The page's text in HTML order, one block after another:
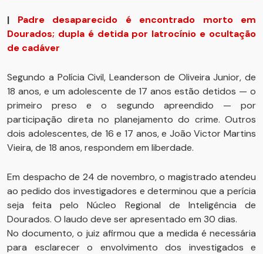
| Padre desaparecido é encontrado morto em
Dourados; dupla é detida por latrocínio e ocultação
de cadáver
Segundo a Polícia Civil, Leanderson de Oliveira Junior, de
18 anos, e um adolescente de 17 anos estão detidos — o
primeiro preso e o segundo apreendido — por
participação direta no planejamento do crime. Outros
dois adolescentes, de 16 e 17 anos, e João Victor Martins
Vieira, de 18 anos, respondem em liberdade.
Em despacho de 24 de novembro, o magistrado atendeu
ao pedido dos investigadores e determinou que a perícia
seja feita pelo Núcleo Regional de Inteligência de
Dourados. O laudo deve ser apresentado em 30 dias.
No documento, o juiz afirmou que a medida é necessária
para esclarecer o envolvimento dos investigados e